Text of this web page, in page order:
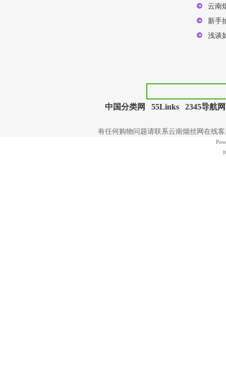
云南
新手
浅谈
中国分类网 55Links 2345导航网
有任何购物问题请联系云南烟丝网在线